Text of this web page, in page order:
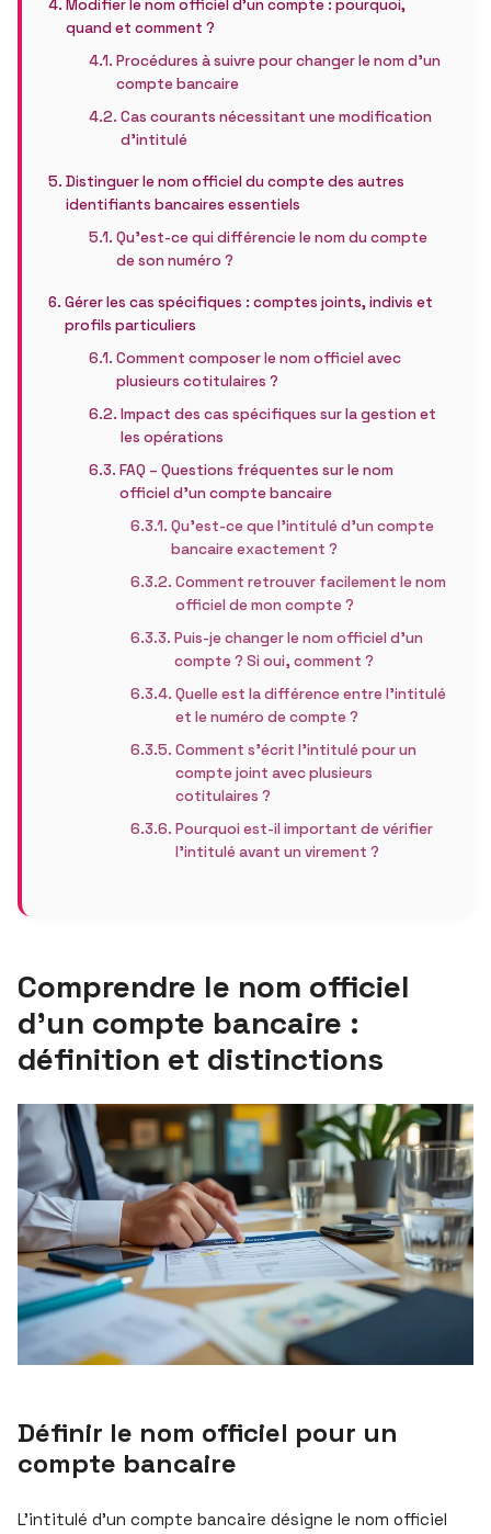
Modifier le nom officiel d’un compte : pourquoi,
quand et comment ?
Procédures à suivre pour changer le nom d’un
compte bancaire
Cas courants nécessitant une modification
d’intitulé
Distinguer le nom officiel du compte des autres
identifiants bancaires essentiels
Qu’est-ce qui différencie le nom du compte
de son numéro ?
Gérer les cas spécifiques : comptes joints, indivis et
profils particuliers
Comment composer le nom officiel avec
plusieurs cotitulaires ?
Impact des cas spécifiques sur la gestion et
les opérations
FAQ – Questions fréquentes sur le nom
officiel d’un compte bancaire
Qu’est-ce que l’intitulé d’un compte
bancaire exactement ?
Comment retrouver facilement le nom
officiel de mon compte ?
Puis-je changer le nom officiel d’un
compte ? Si oui, comment ?
Quelle est la différence entre l’intitulé
et le numéro de compte ?
Comment s’écrit l’intitulé pour un
compte joint avec plusieurs
cotitulaires ?
Pourquoi est-il important de vérifier
l’intitulé avant un virement ?
Comprendre le nom officiel
d’un compte bancaire :
définition et distinctions
Définir le nom officiel pour un
compte bancaire
L’intitulé d’un compte bancaire désigne le nom officiel